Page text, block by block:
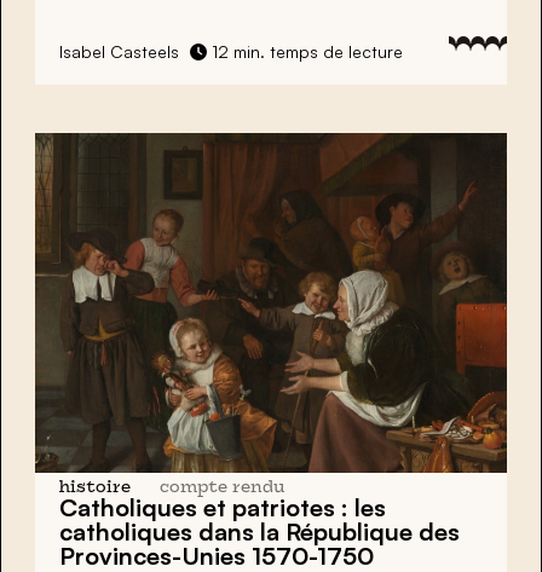
Isabel Casteels 12 min. temps de lecture
histoire compte rendu
Catholiques et patriotes : les
catholiques dans la République des
Provinces-Unies 1570-1750